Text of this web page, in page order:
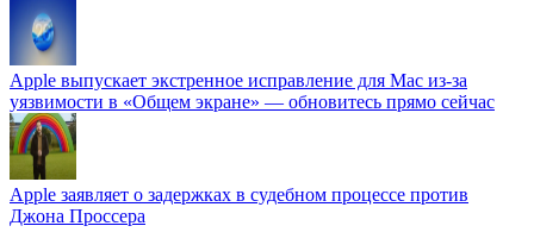
Apple выпускает экстренное исправление для Mac из-за
уязвимости в «Общем экране» — обновитесь прямо сейчас
Apple заявляет о задержках в судебном процессе против
Джона Проссера